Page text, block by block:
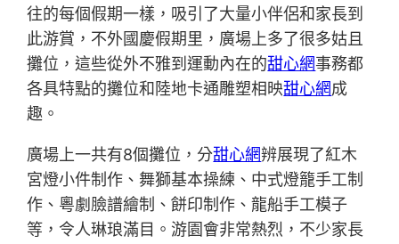
往的每個假期一樣，吸引了大量小伴侶和家長到
此游賞，不外國慶假期里，廣場上多了很多姑且
攤位，這些從外不雅到運動內在的甜心網事務都
各具特點的攤位和陸地卡通雕塑相映甜心網成
趣。
廣場上一共有8個攤位，分甜心網辨展現了紅木
宮燈小件制作、舞獅基本操練、中式燈籠手工制
作、粵劇臉譜繪制、餅印制作、龍船手工模子
等，令人琳琅滿目。游園會非常熱烈，不少家長